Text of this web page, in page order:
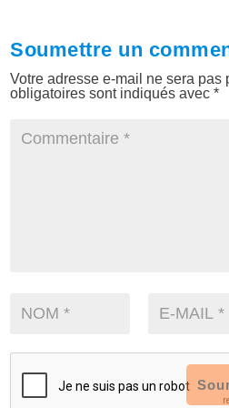
Soumettre un
Votre adresse e-mail ne sera pas
obligatoires sont indiqués avec*